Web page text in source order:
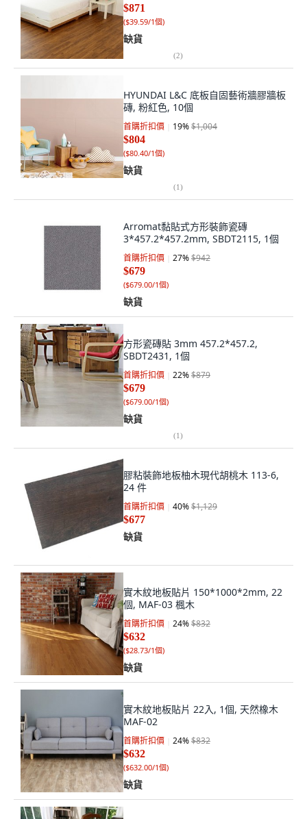
$871
($39.59/1個)
缺貨
(2)
HYUNDAI L&C 底板自固藝術牆膠牆板
磚, 粉紅色, 10個
首購折扣價 19%$1,004
$804
($80.40/1個)
缺貨
(1)
Arromat黏貼式方形裝飾瓷磚
3*457.2*457.2mm, SBDT2115, 1個
首購折扣價 27%$942
$679
($679.00/1個)
缺貨
方形瓷磚貼 3mm 457.2*457.2,
SBDT2431, 1個
首購折扣價 22%$879
$679
($679.00/1個)
缺貨
(1)
膠粘裝飾地板柚木現代胡桃木 113-6,
24 件
首購折扣價 40%$1,129
$677
缺貨
實木紋地板貼片 150*1000*2mm, 22
個, MAF-03 楓木
首購折扣價 24%$832
$632
($28.73/1個)
缺貨
實木紋地板貼片 22入, 1個, 天然橡木
MAF-02
首購折扣價 24%$832
$632
($632.00/1個)
缺貨